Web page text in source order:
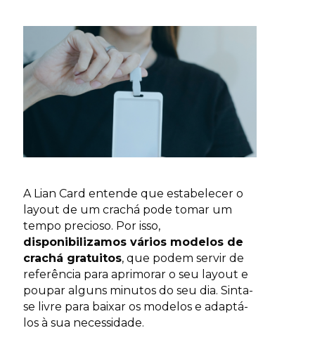
A Lian Card entende que estabelecer o
layout de um crachá pode tomar um
tempo precioso. Por isso,
disponibilizamos vários modelos de
crachá gratuitos, que podem servir de
referência para aprimorar o seu layout e
poupar alguns minutos do seu dia. Sinta-
se livre para baixar os modelos e adaptá-
los à sua necessidade.